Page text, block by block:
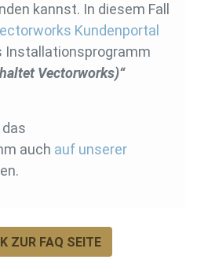
kannst. In diesem Fall
Kundenportal
Installationsprogramm
Vectorworks)“
auch auf unserer
ZUR FAQ SEITE